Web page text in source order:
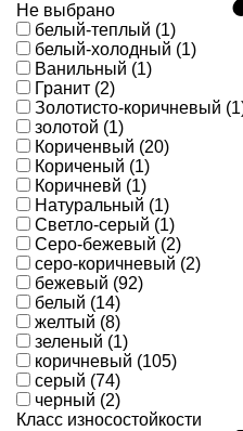
Не выбрано
белый-теплый (1)
белый-холодный (1)
Ванильный (1)
Гранит (2)
Золотисто-коричневый
золотой (1)
Кориченвый (20)
Кориченый (1)
Коричневй (1)
Натуральный (1)
Светло-серый (1)
Серо-бежевый (2)
серо-коричневый (2)
бежевый (92)
белый (14)
желтый (8)
зеленый (1)
коричневый (105)
серый (74)
черный (2)
Класс износостойкости